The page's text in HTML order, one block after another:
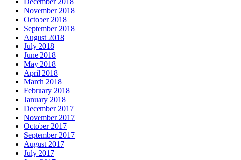
December 2018
November 2018
October 2018
September 2018
August 2018
July 2018
June 2018
May 2018
April 2018
March 2018
February 2018
January 2018
December 2017
November 2017
October 2017
September 2017
August 2017
July 2017